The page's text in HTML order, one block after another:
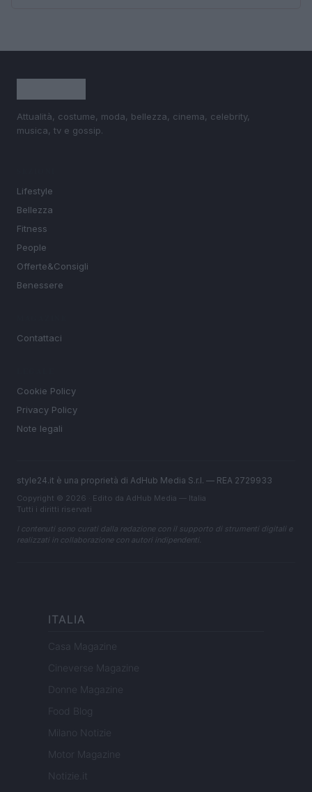
Attualità, costume, moda, bellezza, cinema, celebrity,
musica, tv e gossip.
Lifestyle
Bellezza
Fitness
People
Offerte&Consigli
Benessere
Contattaci
Cookie Policy
Privacy Policy
Note legali
style24.it è una proprietà di AdHub Media S.r.l. — REA 2729933
Copyright © 2026 · Edito da AdHub Media — Italia
Tutti i diritti riservati
I contenuti sono curati dalla redazione con il supporto di strumenti digitali e
realizzati in collaborazione con autori indipendenti.
ITALIA
Casa Magazine
Cineverse Magazine
Donne Magazine
Food Blog
Milano Notizie
Motor Magazine
Notizie.it